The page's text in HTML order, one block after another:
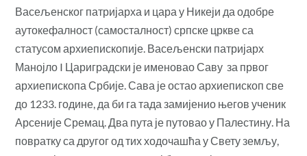
Васељенског патријарха и цара у Никеји да одобре
аутокефалност (самосталност) српске цркве са
статусом архиепископије. Васељенски патријарх
Манојло I Цариградски је именовао Саву за првог
архиепископа Србије. Сава је остао архиепископ све
до 1233. године, да би га тада замијенио његов ученик
Арсеније Сремац. Два пута је путовао у Палестину. На
повратку са другог од тих ходочашћа у Свету земљу,